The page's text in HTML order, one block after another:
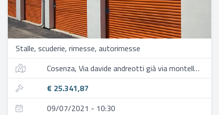
Stalle, scuderie, rimesse, autorimesse
Cosenza, Via davide andreotti già via montello, 5
€ 25.341,87
09/07/2021 - 10:30